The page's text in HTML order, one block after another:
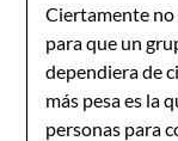
Ciertamente no
para que un
dependiera de
más pesa es la
personas para